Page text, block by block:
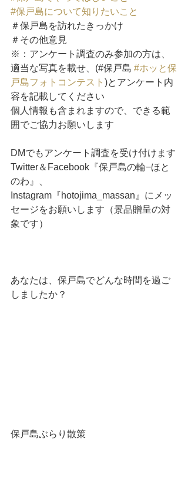
#保戸島について知りたいこと
＃保戸島を訪れたきっかけ
＃その他意見
※：アンケート調査のみ参加の方は、
適当な写真を載せ、(#保戸島 #ホッと保
戸島フォトコンテスト )とアンケート内
容を記載してください
個人情報も含まれますので、できる範
囲でご協力お願いします
DMでもアンケート調査を受け付けます
Twitter＆Facebook『保戸島の輪−ほと
のわ』、
Instagram『hotojima_massan』にメッ
セージをお願いします（景品贈呈の対
象です）
あなたは、保戸島でどんな時間を過ご
しましたか？
保戸島ぶらり散策